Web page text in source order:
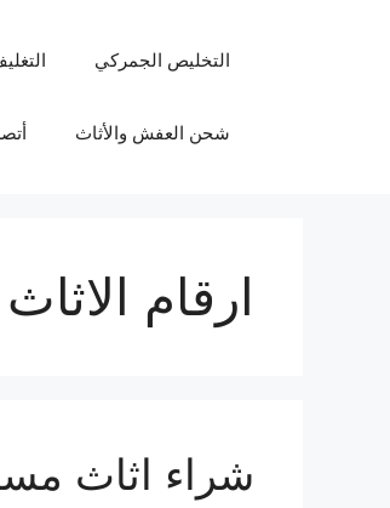
التخليص الجمركي
شحن العفش والأثاث
ارقام
شراء اثاث